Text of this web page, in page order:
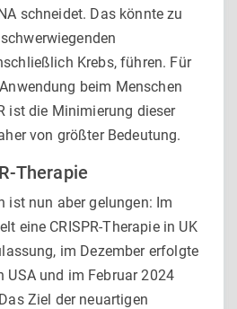
schneidet. Das könnte zu
Krebs, führen. Für
beim Menschen
ist die Minimierung dieser
von größter Bedeutung.
Therapie
ist nun aber gelungen: Im
eine CRISPR-Therapie in UK
im Dezember erfolgte
USA und im Februar 2024
Ziel der neuartigen